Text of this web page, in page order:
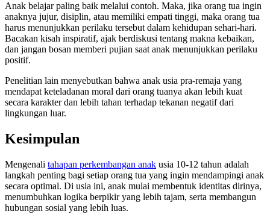
Anak belajar paling baik melalui contoh. Maka, jika orang tua ingin
anaknya jujur, disiplin, atau memiliki empati tinggi, maka orang tua
harus menunjukkan perilaku tersebut dalam kehidupan sehari-hari.
Bacakan kisah inspiratif, ajak berdiskusi tentang makna kebaikan,
dan jangan bosan memberi pujian saat anak menunjukkan perilaku
positif.
Penelitian lain menyebutkan bahwa anak usia pra-remaja yang
mendapat keteladanan moral dari orang tuanya akan lebih kuat
secara karakter dan lebih tahan terhadap tekanan negatif dari
lingkungan luar.
Kesimpulan
Mengenali tahapan perkembangan anak usia 10-12 tahun adalah
langkah penting bagi setiap orang tua yang ingin mendampingi anak
secara optimal. Di usia ini, anak mulai membentuk identitas dirinya,
menumbuhkan logika berpikir yang lebih tajam, serta membangun
hubungan sosial yang lebih luas.